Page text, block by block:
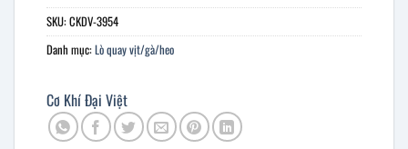
SKU:CKDV-3954
Danh mục:Lò quay vịt/gà/heo
Cơ Khí Đại Việt